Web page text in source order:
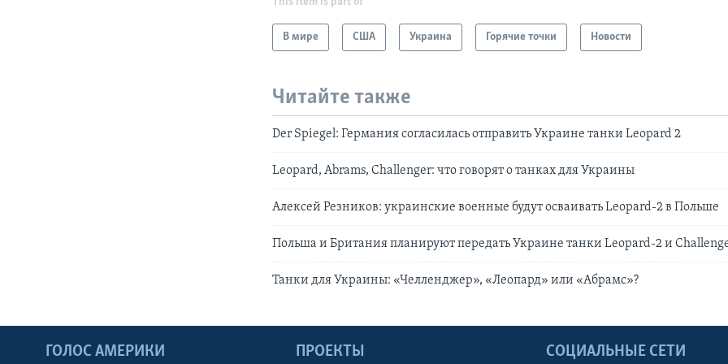
В мире США Украина Горячие точки Новости
Читайте также
Der Spiegel: Германия согласилась отправить Украине танки Leopard 2
Leopard, Abrams, Challenger: что говорят о танках для Украины
Алексей Резников: украинские военные будут осваивать Leopard-2 в Польше
Польша и Британия планируют передать Украине танки Leopard-2 и
Танки для Украины: «Челленджер», «Леопард» или «Абрамс»?
СОЦИАЛЬНЫЕ СЕТИ
ГОЛОС АМЕРИКИ ПРОЕКТЫ